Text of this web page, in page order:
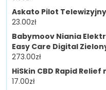
Askato Pilot
23.00zł
Babymoov Niania
Easy Care Digital
273.00zł
HiSkin CBD Rapid Relief
17.00zł